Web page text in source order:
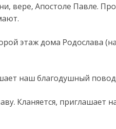
вере, Апостоле Павле.
этаж дома Родослава
наш благодушный
Кланяется, приглашает